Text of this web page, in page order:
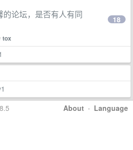
论坛，是否有人有同
tox
18
About · Language